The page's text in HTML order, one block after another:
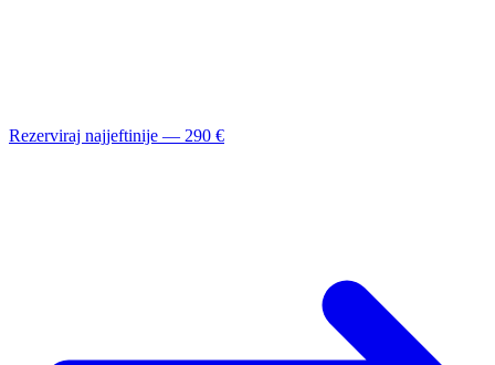
Rezerviraj najjeftinije — 290 €